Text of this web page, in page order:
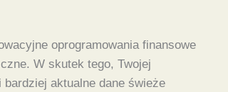
oprogramowania finansowe
W skutek tego, Twojej
aktualne dane świeże